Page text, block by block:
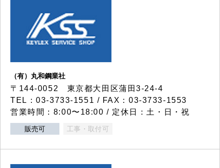
（有）丸和鋼業社
〒144-0052 東京都大田区蒲田3-24-4
TEL：03-3733-1551 / FAX：03-3733-1553
営業時間：8:00〜18:00 / 定休日：土・日・祝
販売可 工事・取付可